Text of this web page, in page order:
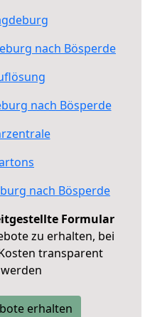
nach Bösperde
nach Bösperde
nach Bösperde
Formular
zu erhalten, bei
transparent
erhalten